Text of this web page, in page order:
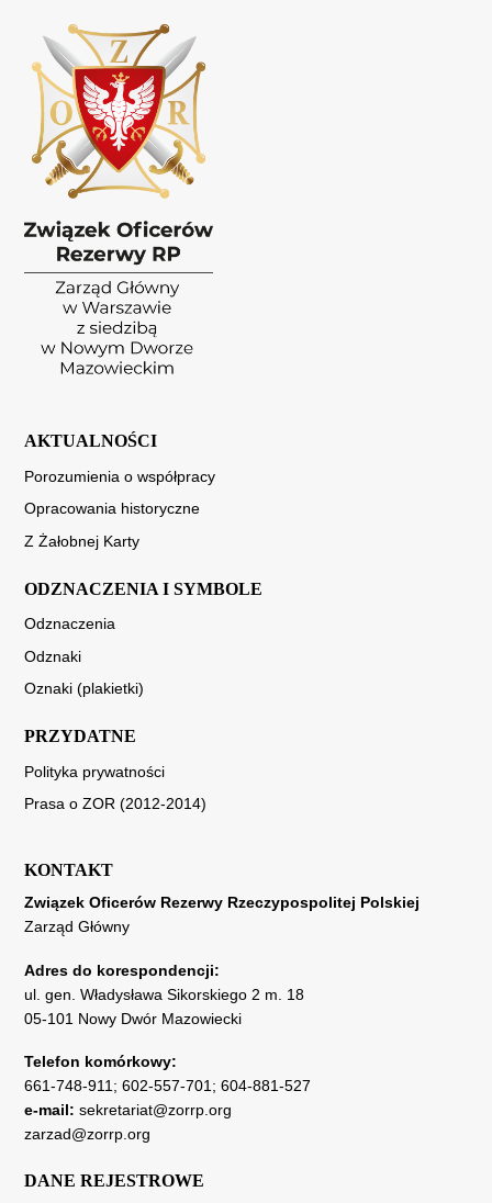
AKTUALNOŚCI
Porozumienia o współpracy
Opracowania historyczne
Z Żałobnej Karty
ODZNACZENIA I SYMBOLE
Odznaczenia
Odznaki
Oznaki (plakietki)
PRZYDATNE
Polityka prywatności
Prasa o ZOR (2012-2014)
KONTAKT
Związek Oficerów Rezerwy Rzeczypospolitej Polskiej
Zarząd Główny
Adres do korespondencji:
ul. gen. Władysława Sikorskiego 2 m. 18
05-101 Nowy Dwór Mazowiecki
Telefon komórkowy:
661-748-911; 602-557-701; 604-881-527
e-mail: sekretariat@zorrp.org
zarzad@zorrp.org
DANE REJESTROWE